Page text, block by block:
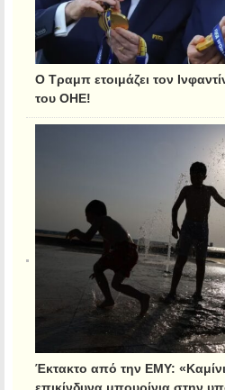
Ο Τραμπ ετοιμάζει τον
του ΟΗΕ!
Έκτακτο από την ΕΜΥ:
επικίνδυνα μπουρίνια στην